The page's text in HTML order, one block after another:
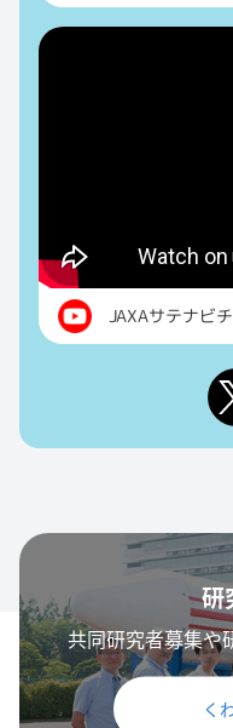
JAXAサテナビ
研
共同研究者募集や
く